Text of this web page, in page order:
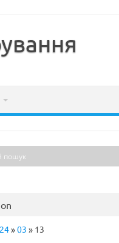
»03 » 13